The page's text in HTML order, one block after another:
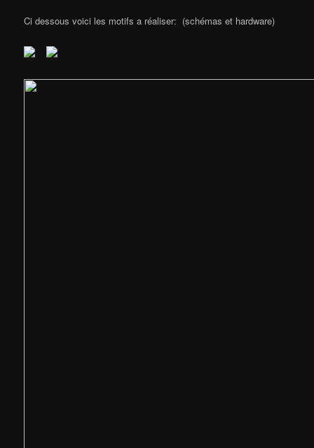
Ci dessous voici les motifs a réaliser: (schémas et hardware)